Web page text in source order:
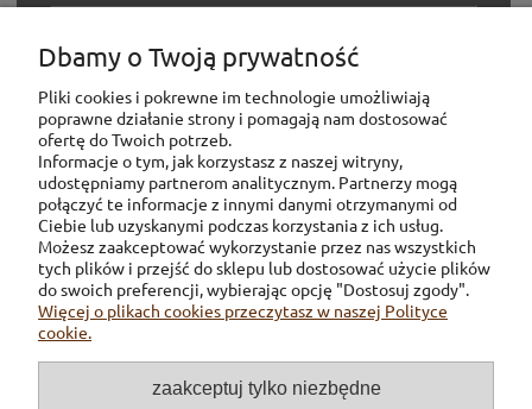
hobbystycznymiadh-hobby.com
Pomoc
Dbamy o Twoją prywatność
Pliki cookies i pokrewne im technologie umożliwiają
poprawne działanie strony i pomagają nam dostosować
ofertę do Twoich potrzeb.
Informacje o tym, jak korzystasz z naszej witryny,
udostępniamy partnerom analitycznym. Partnerzy mogą
połączyć te informacje z innymi danymi otrzymanymi od
Ciebie lub uzyskanymi podczas korzystania z ich usług.
Możesz zaakceptować wykorzystanie przez nas wszystkich
tych plików i przejść do sklepu lub dostosować użycie plików
do swoich preferencji, wybierając opcję "Dostosuj zgody".
Więcej o plikach cookies przeczytasz w naszej Polityce
cookie.
zaakceptuj tylko niezbędne